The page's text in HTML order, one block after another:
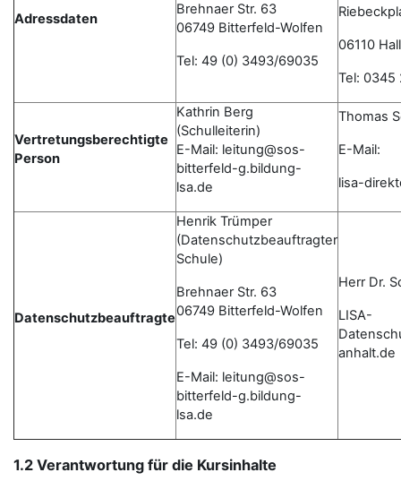
Adressdaten
Brehnaer Str. 63
06749 Bitterfeld-Wolfen
Tel: 49 (0) 3493/69035
06110
Tel:
Vertretungsberechtigte
Person
Kathrin Berg
(Schulleiterin)
E-Mail: leitung@sos-
bitterfeld-g.bildung-
lsa.de
Thomas
E-Mail:
lisa-
Datenschutzbeauftragte
Henrik Trümper
(Datenschutzbeauftragter
Schule)
Brehnaer Str. 63
06749 Bitterfeld-Wolfen
Tel: 49 (0) 3493/69035
E-Mail: leitung@sos-
bitterfeld-g.bildung-
lsa.de
Herr Dr.
LISA-
anhalt.de
1.2 Verantwortung für die Kursinhalte